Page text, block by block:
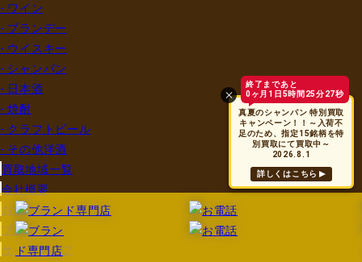
- ワイン
- ブランデー
- ウイスキー
- シャンパン
- 日本酒
- 焼酎
- クラフトビール
- その他洋酒
買取地域一覧
会社概要
お知らせ
ブログ
サイトマップ
終了まであと
0ヶ月1日5時間25分27秒
真夏のシャンパン 特別買取
キャンペーン！！～入荷不
足のため、指定15銘柄を特
別買取にて買取中～
2026.8.1
詳しくはこちら